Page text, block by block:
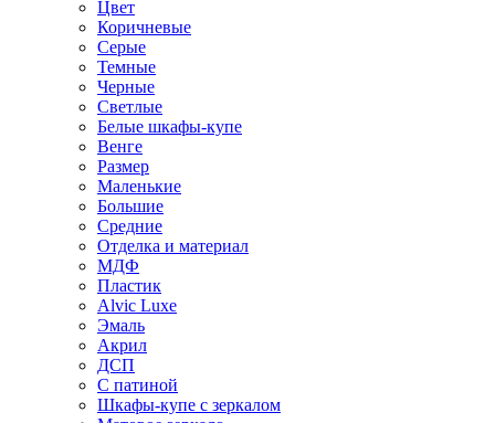
Цвет
Коричневые
Серые
Темные
Черные
Светлые
Белые шкафы-купе
Венге
Размер
Маленькие
Большие
Средние
Отделка и материал
МДФ
Пластик
Alvic Luxe
Эмаль
Акрил
ДСП
С патиной
Шкафы-купе с зеркалом